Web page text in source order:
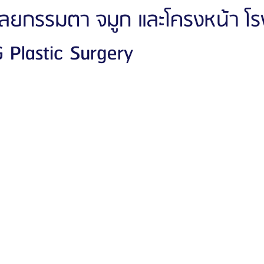
ศัลยกรรมจีเอ็นจี โรงพยาบาลศัลยกรรมอิมเมจอัพ
มาอิน
ยกรรมตา จมูก และโครงหน้า โ
Surgery